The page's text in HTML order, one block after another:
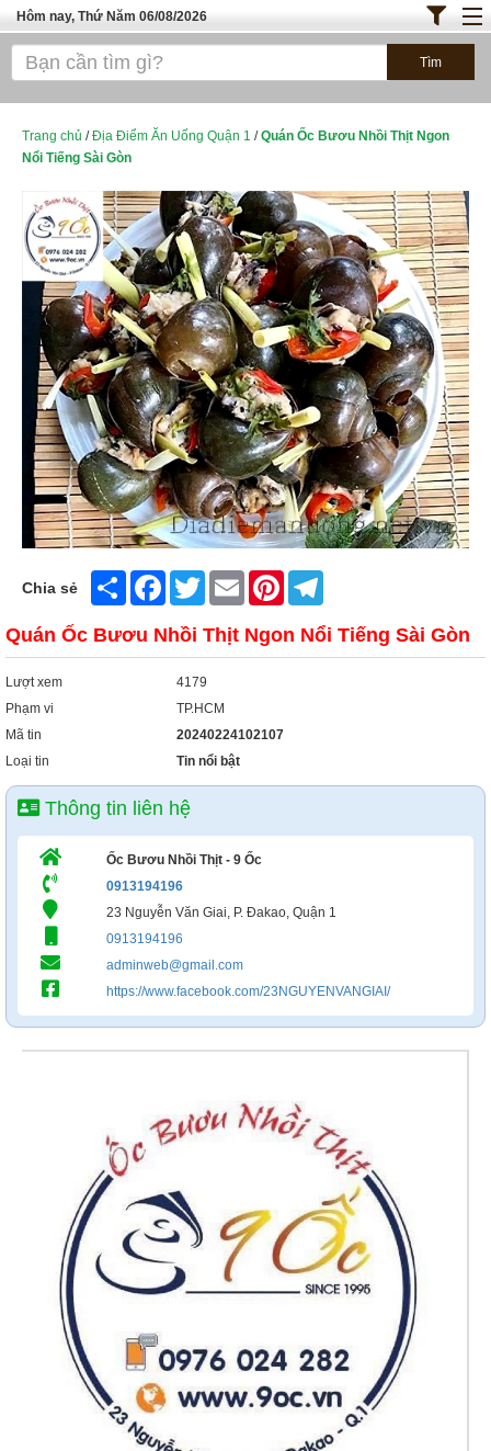
Hôm nay, Thứ Năm 06/08/2026
Trang chủ
Bánh - Đồ Ăn Vặt
TOP QUÁN ĂN
ĐỊA ĐIỂM ĂN UỐNG HÀ NỘI
Trang chủ /Địa Điểm Ăn Uống Quận 1 /Quán Ốc Bươu Nhồi Thịt Ngon
Nổi Tiếng Sài Gòn
Chia sẻ Share FacebookTwitter Email Pinterest
Quán Ốc Bươu Nhồi Thịt Ngon Nổi Tiếng Sài Gòn
Lượt xem
4179
Phạm vi
TP.HCM
Mã tin
20240224102107
Loại tin
Tin nổi bật
Thông tin liên hệ
Ốc Bươu Nhồi Thịt - 9 Ốc
0913194196
23 Nguyễn Văn Giai, P. Đakao, Quận 1
0913194196
adminweb@gmail.com
https://www.facebook.com/23NGUYENVANGIAI/